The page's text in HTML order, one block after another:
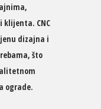
CNC
dizajna i
što
ograde.